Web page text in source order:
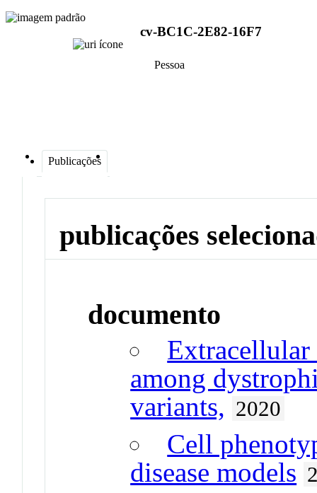
cv-BC1C-2E82-16F7
Pessoa
Publicações
publicações
documento
among
variants, 2020
Cell
disease models